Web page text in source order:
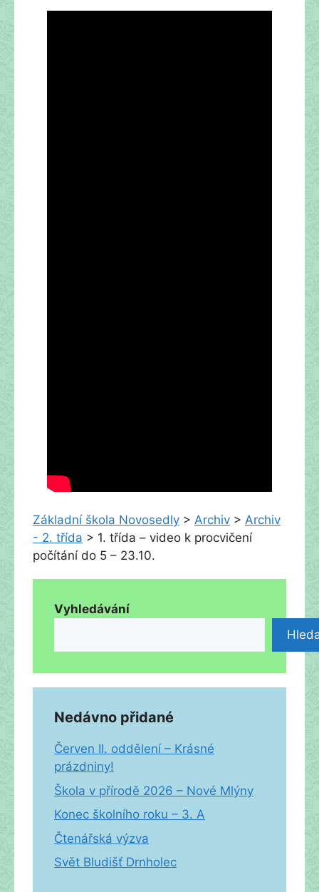
Základní škola Novosedly > Archiv > Archiv
- 2. třída > 1. třída – video k procvičení
počítání do 5 – 23.10.
Vyhledávání
Nedávno přidané
Červen II. oddělení – Krásné
prázdniny!
Škola v přírodě 2026 – Nové Mlýny
Konec školního roku – 3. A
Čtenářská výzva
Svět Bludišť Drnholec